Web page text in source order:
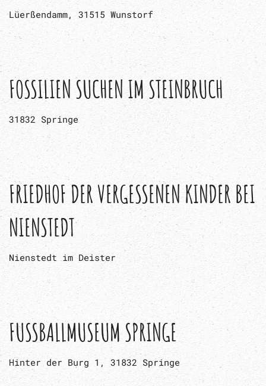
Lüerßendamm, 31515 Wunstorf
FOSSILIEN SUCHEN IM STEINBRUCH
31832 Springe
FRIEDHOF DER VERGESSENEN KINDER BEI
NIENSTEDT
Nienstedt im Deister
FUSSBALLMUSEUM SPRINGE
Hinter der Burg 1, 31832 Springe